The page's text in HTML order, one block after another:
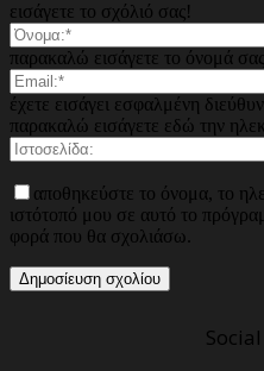
εισάγετε το σχόλιό σας!
παρακαλώ εισάγετε το όνομά
έχετε εισάγει εσφαλμένη
παρακαλώ εισάγετε εδώ την
αποθηκεύστε το όνομα, το
ιστότοπό μου σε αυτό το
φορά που θα σχολιάσω.